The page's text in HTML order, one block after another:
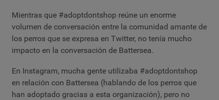
Mientras que #adoptdontshop reúne un enorme
volumen de conversación entre la comunidad amante de
los perros que se expresa en Twitter, no tenía mucho
impacto en la conversación de Battersea.
En Instagram, mucha gente utilizaba #adoptdontshop
en relación con Battersea (hablando de los perros que
han adoptado gracias a esta organización), pero no